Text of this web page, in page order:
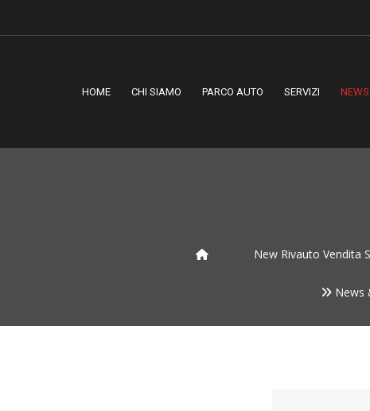
HOME CHI SIAMO PARCO AUTO SERVIZI
New Rivauto Vendita
News